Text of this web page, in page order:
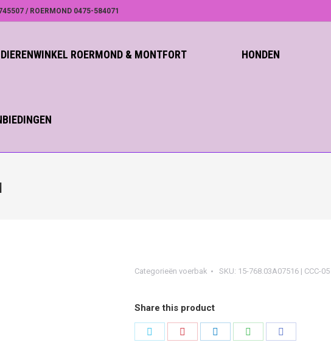
/ ROERMOND 0475-584071
ROERMOND & MONTFORT HONDEN
Categorieën voerbak SKU: 15-768.03A07516 | CCC-05
Share this product